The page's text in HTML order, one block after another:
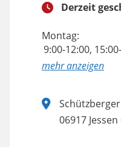
Derzeit
Montag:
9:00-12:00,
anzeigen
06917